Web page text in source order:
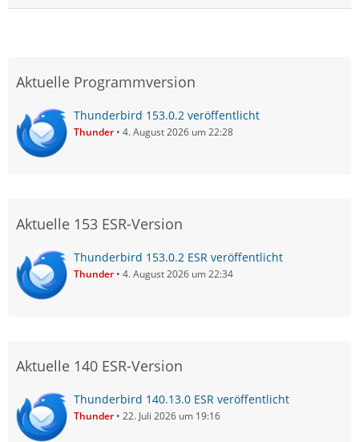
Aktuelle Programmversion
Thunderbird 153.0.2 veröffentlicht
Thunder 4. August 2026 um 22:28
Aktuelle 153 ESR-Version
Thunderbird 153.0.2 ESR veröffentlicht
Thunder 4. August 2026 um 22:34
Aktuelle 140 ESR-Version
Thunderbird 140.13.0 ESR veröffentlicht
Thunder 22. Juli 2026 um 19:16